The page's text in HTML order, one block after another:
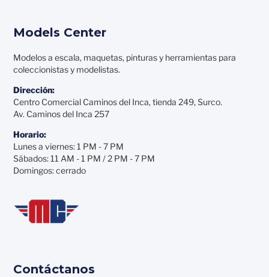
Models Center
Modelos a escala, maquetas, pinturas y herramientas para
coleccionistas y modelistas.
Dirección:
Centro Comercial Caminos del Inca, tienda 249, Surco.
Av. Caminos del Inca 257
Horario:
Lunes a viernes: 1 PM - 7 PM
Sábados: 11 AM - 1 PM / 2 PM - 7 PM
Domingos: cerrado
Contáctanos